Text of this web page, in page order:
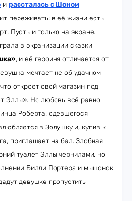
и рассталась с Шоном
переживать: в её жизни есть
Пусть и только на экране.
в экранизации сказки
, и её героиня отличается от
мечтает не об удачном
откроет свой магазин под
Эллы». Но любовь всё равно
Роберта, одевшегося
в Золушку и, купив к
приглашает на бал. Злобная
туалет Эллы чернилами, но
Билли Портера и мышонок
девушке пропустить